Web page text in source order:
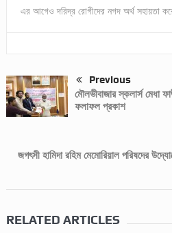
এর আগেও দরিদ্র রোগীদের নগদ অর্থ সহায়তা
Previous
মৌলভীবাজার স্কলার্স মেধা
ফলাফল প্রকাশ
জগৎসী হামিদা রহিম মেমোরিয়াল পরিষদের
RELATED ARTICLES